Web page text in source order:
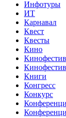
Инфотуры
ИТ
Карнавал
Квест
Квесты
Кино
Книги
Конгресс
Конкурс